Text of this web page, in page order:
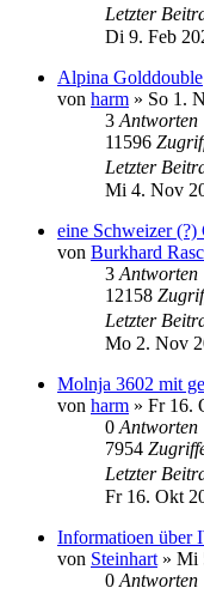
Letzter
Di 9. Feb
Alpina Golddouble
von harm » So 1.
3 Antworten
11596
Letzter
Mi 4. Nov
eine Schweizer (?)
von Burkhard
3 Antworten
12158
Letzter
Mo 2. Nov
Molnja 3602 mit
von harm » Fr 16.
0 Antworten
7954
Letzter
Fr 16. Okt
Informatioen über
von Steinhart » Mi
0 Antworten